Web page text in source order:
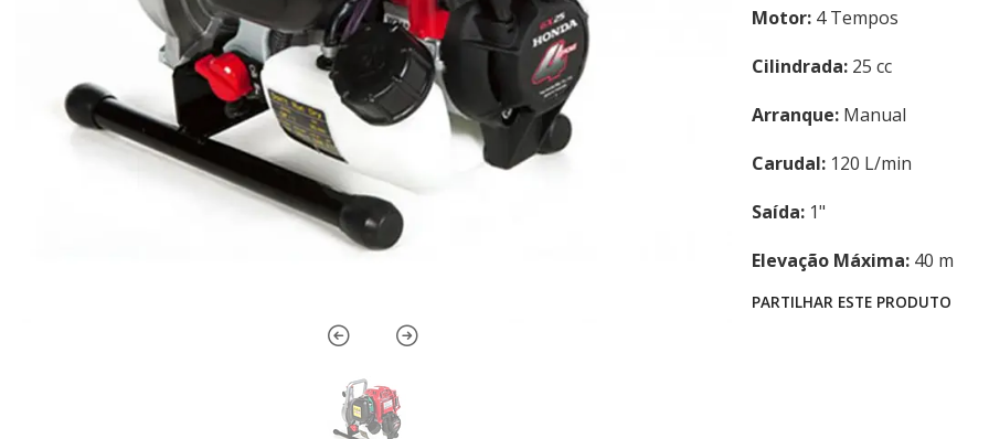
Motor: 4 Tempos
Cilindrada: 25 cc
Arranque: Manual
Carudal: 120 L/min
Saída: 1"
Elevação Máxima: 40 m
PARTILHAR ESTE PRODUTO